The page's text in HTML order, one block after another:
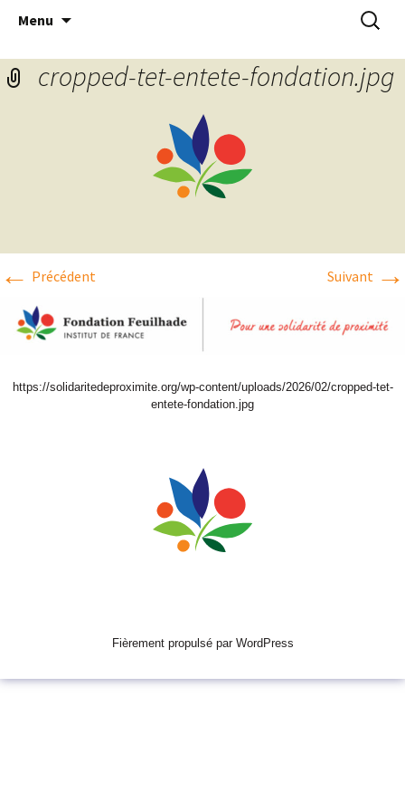
Menu
cropped-tet-entete-fondation.jpg
← Précédent Suivant →
https://solidaritedeproximite.org/wp-content/uploads/2026/02/cropped-tet-
entete-fondation.jpg
Fièrement propulsé par WordPress